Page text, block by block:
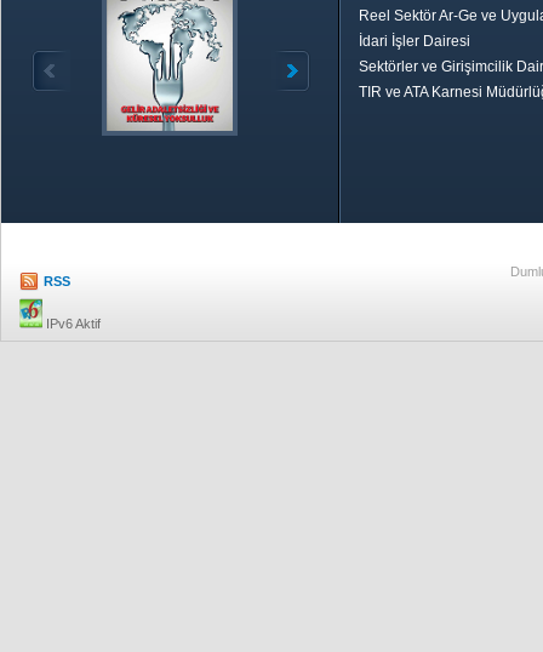
Reel Sektör Ar-Ge ve
İdari İşler Dairesi
Sektörler ve Girişimcilik
TIR ve ATA Karnesi
RSS
IPv6 Aktif